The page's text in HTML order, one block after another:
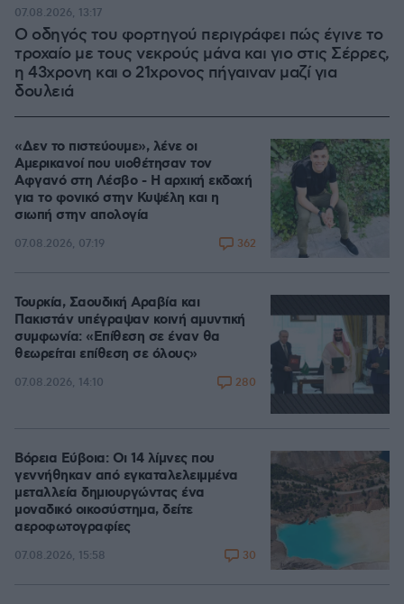
Ο οδηγός του φορτηγού περιγράφει πώς έγινε το
τροχαίο με τους νεκρούς μάνα και γιο στις Σέρρες,
η 43χρονη και ο 21χρονος πήγαιναν μαζί για
δουλειά
07.08.2026, 13:17
«Δεν το πιστεύουμε», λένε οι
Αμερικανοί που υιοθέτησαν τον
Αφγανό στη Λέσβο - Η αρχική εκδοχή
για το φονικό στην Κυψέλη και η
σιωπή στην απολογία
07.08.2026, 07:19 362
Τουρκία, Σαουδική Αραβία και
Πακιστάν υπέγραψαν κοινή αμυντική
συμφωνία: «Επίθεση σε έναν θα
θεωρείται επίθεση σε όλους»
07.08.2026, 14:10 280
Βόρεια Εύβοια: Οι 14 λίμνες που
γεννήθηκαν από εγκαταλελειμμένα
μεταλλεία δημιουργώντας ένα
μοναδικό οικοσύστημα, δείτε
αεροφωτογραφίες
07.08.2026, 15:58 30